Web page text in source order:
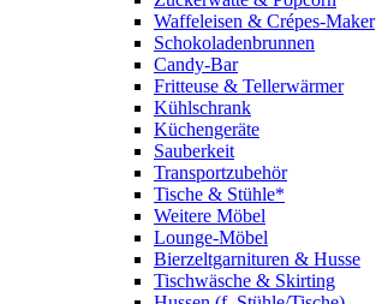
Waffeleisen & Crépes-Maker
Schokoladenbrunnen
Candy-Bar
Fritteuse & Tellerwärmer
Kühlschrank
Küchengeräte
Sauberkeit
Transportzubehör
Tische & Stühle*
Weitere Möbel
Lounge-Möbel
Bierzeltgarnituren & Husse
Tischwäsche & Skirting